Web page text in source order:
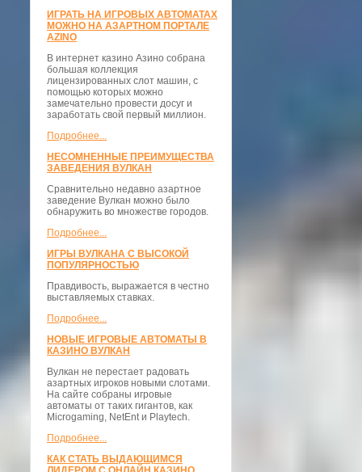
ИГРАТЬ НА ИГРОВЫХ АВТОМАТАХ
МОЖНО НА АЗАРТНОМ ПОРТАЛЕ
AZINO
В интернет казино Азино собрана
большая коллекция
лицензированных слот машин, с
помощью которых можно
замечательно провести досуг и
заработать свой первый миллион.
Подробнее...
НЕСОМНЕННЫЕ ПРЕИМУЩЕСТВА
ЗАВЕДЕНИЯ ВУЛКАН
Сравнительно недавно азартное
заведение Вулкан можно было
обнаружить во множестве городов.
Подробнее...
ИГРЫ ВУЛКАНА С ВЫСОКОЙ
ПОПУЛЯРНОСТЬЮ
Правдивость, выражается в честно
выставляемых ставках.
Подробнее...
НОВЫЕ ИГРОВЫЕ АВТОМАТЫ В
КАЗИНО ВУЛКАН
Вулкан не перестает радовать
азартных игроков новыми слотами.
На сайте собраны игровые
автоматы от таких гигантов, как
Microgaming, NetEnt и Playtech.
Подробнее...
КАК СТАТЬ ВЫДАЮЩИМСЯ